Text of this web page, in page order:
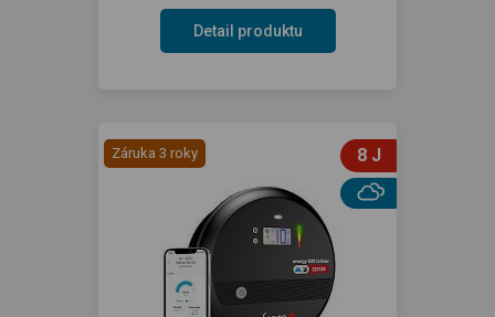
Detail produktu
Záruka 3 roky 8 J